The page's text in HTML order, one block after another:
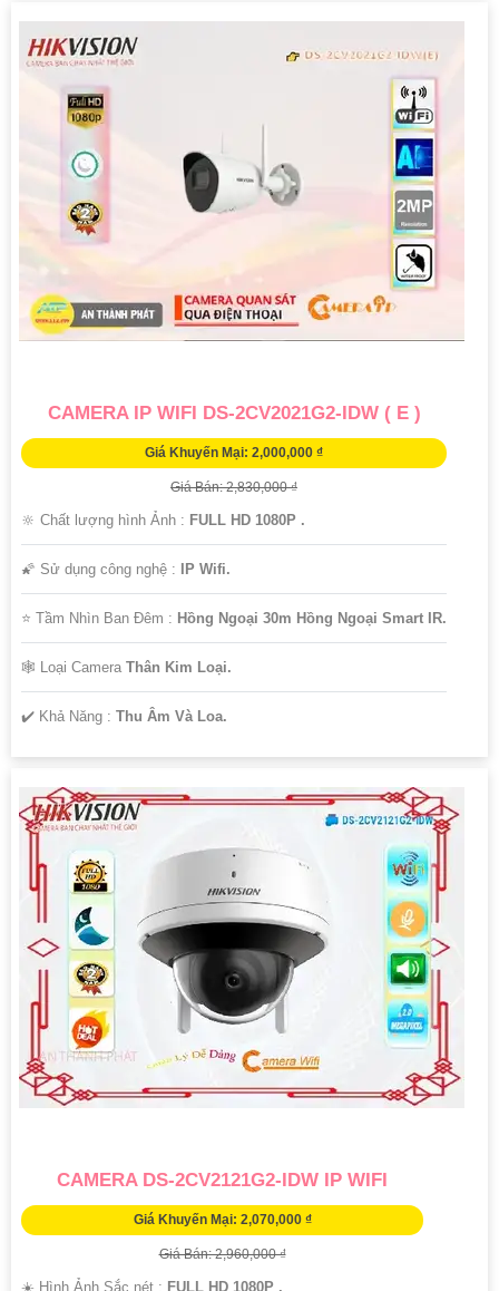
CAMERA IP WIFI DS-2CV2021G2-IDW ( E )
Giá Khuyến Mại: 2,000,000 ₫
Giá Bán: 2,830,000 ₫
🔆 Chất lượng hình Ảnh : FULL HD 1080P .
🌠 Sử dụng công nghệ : IP Wifi.
⭐ Tầm Nhìn Ban Đêm : Hồng Ngoại 30m Hồng Ngoại Smart IR.
🕸️ Loại Camera Thân Kim Loại.
️✔️ Khả Năng : Thu Âm Và Loa.
CAMERA DS-2CV2121G2-IDW IP WIFI
Giá Khuyến Mại: 2,070,000 ₫
Giá Bán: 2,960,000 ₫
☀️ Hình Ảnh Sắc nét : FULL HD 1080P .